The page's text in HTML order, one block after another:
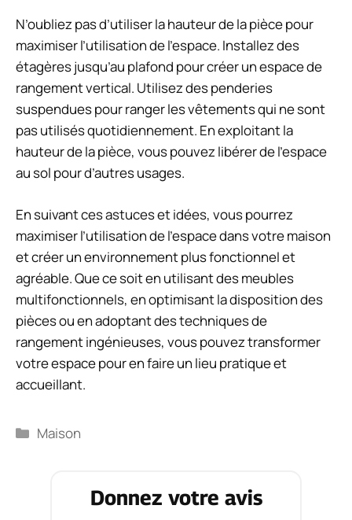
N’oubliez pas d’utiliser la hauteur de la pièce pour
maximiser l’utilisation de l’espace. Installez des
étagères jusqu’au plafond pour créer un espace de
rangement vertical. Utilisez des penderies
suspendues pour ranger les vêtements qui ne sont
pas utilisés quotidiennement. En exploitant la
hauteur de la pièce, vous pouvez libérer de l’espace
au sol pour d’autres usages.
En suivant ces astuces et idées, vous pourrez
maximiser l’utilisation de l’espace dans votre maison
et créer un environnement plus fonctionnel et
agréable. Que ce soit en utilisant des meubles
multifonctionnels, en optimisant la disposition des
pièces ou en adoptant des techniques de
rangement ingénieuses, vous pouvez transformer
votre espace pour en faire un lieu pratique et
accueillant.
Catégories
Maison
Donnez votre avis